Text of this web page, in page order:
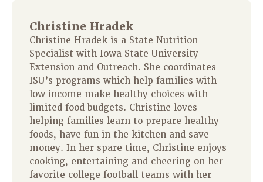
Christine Hradek
Christine Hradek is a State Nutrition
Specialist with Iowa State University
Extension and Outreach. She coordinates
ISU’s programs which help families with
low income make healthy choices with
limited food budgets. Christine loves
helping families learn to prepare healthy
foods, have fun in the kitchen and save
money. In her spare time, Christine enjoys
cooking, entertaining and cheering on her
favorite college football teams with her